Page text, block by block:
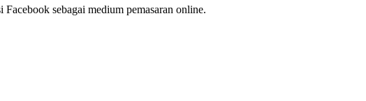
sebagai medium pemasaran online.